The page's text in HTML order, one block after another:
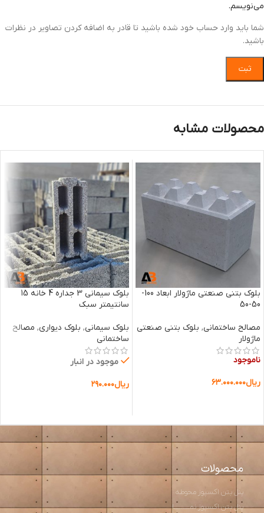
می‌نویسم.
شما باید وارد حساب خود شده باشید تا قادر به اضافه کردن تصاویر در نظرات
باشید.
محصولات مشابه
بلوک بتنی صنعتی ماژولار ابعاد 100-
50-50
مصالح ساختمانی, بلوک بتنی صنعتی
ماژولار
ناموجود
ریال۶۳.۰۰۰.۰۰۰
بلوک سیمانی 3 جداره 4 خانه 15
سانتیمتر سبک
بلوک سیمانی, بلوک دیواری, مصالح
ساختمانی
موجود در انبار
ریال۲۹۰.۰۰۰
محصولات
پنل بتن اکسپوز محوطه
پنل بتن اکسپوز نمـــــــــا